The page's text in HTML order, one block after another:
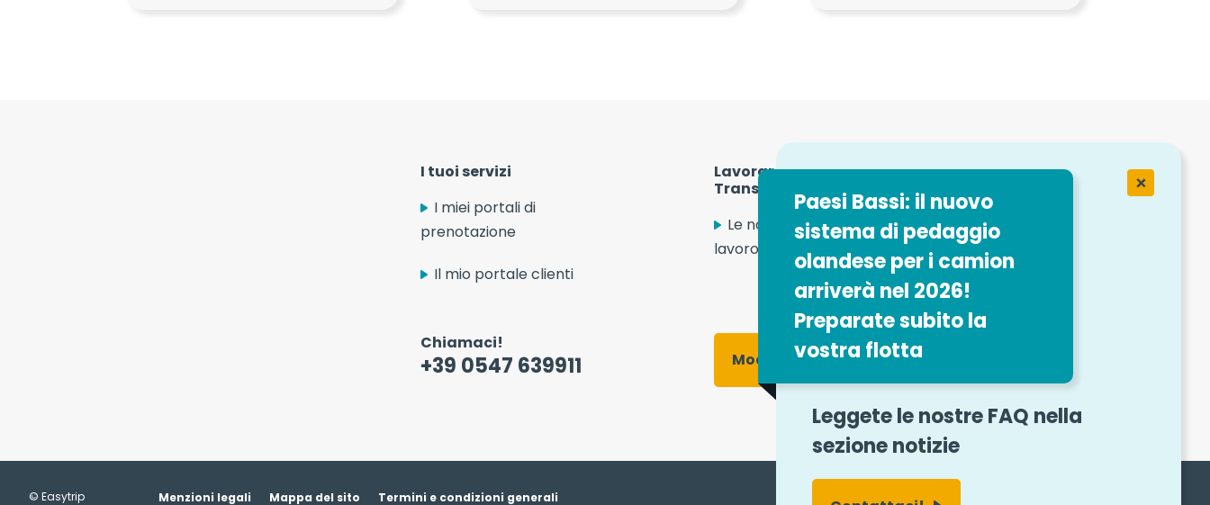
Paesi Bassi: il nuovo
sistema di pedaggio
olandese per i camion
arriverà nel 2026!
Preparate subito la
vostra flotta
Leggete le nostre FAQ nella
sezione notizie
I tuoi servizi
I miei portali di
prenotazione
Il mio portale clienti
Lavorare in Easytrip
Transport Services
Le nostre offerte di
lavoro
Chiamaci!
+39 0547 639911 Modulo di contatto
© Easytrip Menzioni legali Mappa del sito Termini e condizioni generali